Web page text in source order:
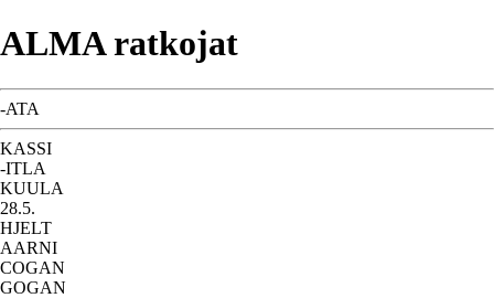
ALMA ratkojat
-ATA
KASSI
-ITLA
KUULA
28.5.
HJELT
AARNI
COGAN
GOGAN